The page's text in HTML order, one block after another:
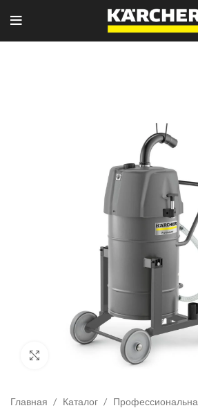
Нажмите, чтобы увеличить
Главная Каталог